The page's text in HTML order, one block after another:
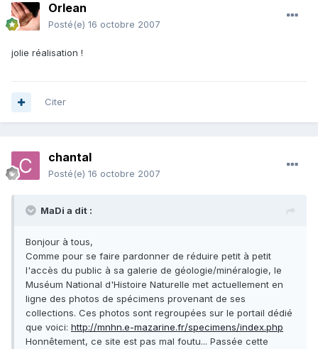
Orlean
Posté(e) 16 octobre 2007
jolie réalisation !
Citer
chantal
Posté(e) 16 octobre 2007
MaDi a dit :
Bonjour à tous,
Comme pour se faire pardonner de réduire petit à petit
l'accès du public à sa galerie de géologie/minéralogie, le
Muséum National d'Histoire Naturelle met actuellement en
ligne des photos de spécimens provenant de ses
collections. Ces photos sont regroupées sur le portail dédié
que voici: http://mnhn.e-mazarine.fr/specimens/index.php
Honnêtement, ce site est pas mal foutu... Passée cette